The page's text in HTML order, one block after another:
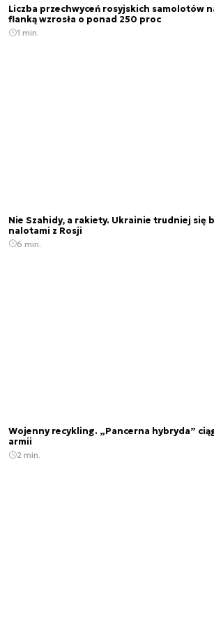
Liczba przechwyceń rosyjskich samolotów
flanką wzrosła o ponad 250 proc
1 min.
Nie Szahidy, a rakiety. Ukrainie trudniej się
nalotami z Rosji
6 min.
Wojenny recykling. „Pancerna hybryda”
armii
2 min.